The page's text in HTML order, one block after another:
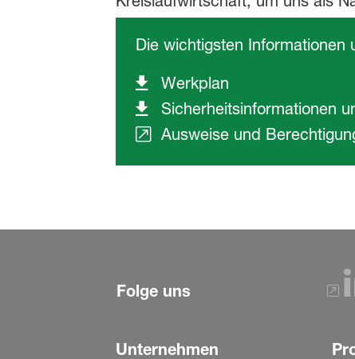
Die wichtigsten Informationen
Werkplan
Sicherheitsinformationen
Ausweise und
Folge uns
Unternehmen